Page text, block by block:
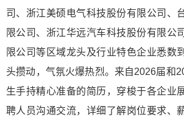
司、浙江美硕电气科技股份有限公司、
限公司、浙江华远汽车科技股份有限公
限公司等区域龙头及行业特色企业悉数
头攒动，气氛火爆热烈。来自2026届和
生手持精心准备的简历，穿梭于各企业
聘人员沟通交流，详细了解岗位要求、